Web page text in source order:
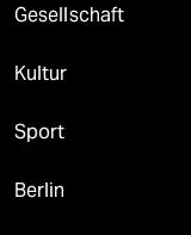
Gesellschaft
Kultur
Sport
Berlin